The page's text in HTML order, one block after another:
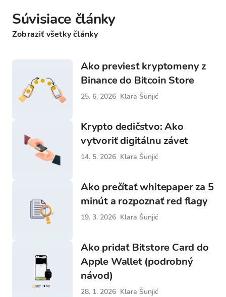
Súvisiace články
Zobraziť všetky články
Ako previesť kryptomeny z
Binance do Bitcoin Store
25. 6. 2026 Klara Šunjić
Krypto dedičstvo: Ako
vytvoriť digitálnu závet
14. 5. 2026 Klara Šunjić
Ako prečítať whitepaper za 5
minút a rozpoznať red flagy
19. 3. 2026 Klara Šunjić
Ako pridať Bitstore Card do
Apple Wallet (podrobný
návod)
28. 1. 2026 Klara Šunjić